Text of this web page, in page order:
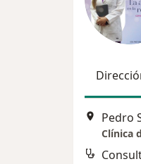
Pedro